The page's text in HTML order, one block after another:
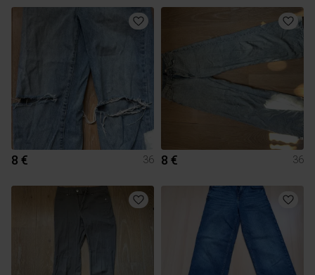
8 € 36 8 € 36